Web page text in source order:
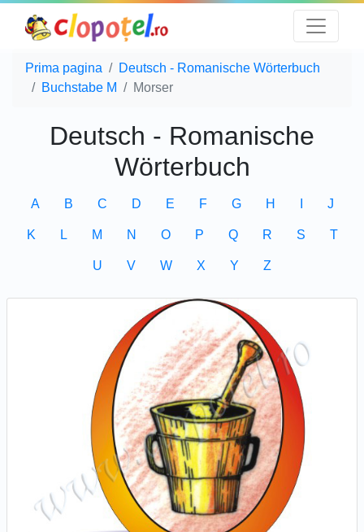
Prima pagina
Deutsch - Romanische Wörterbuch
Buchstabe M
Morser
Deutsch - Romanische
Wörterbuch
A B C D E F G H J
K L M N O P Q R S T
U V W X Y Z